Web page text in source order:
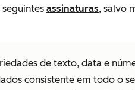
assinaturas, salvo
de texto, data e
consistente em todo o